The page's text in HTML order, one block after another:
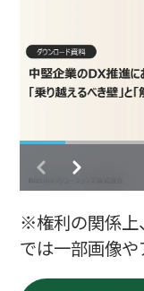
※権利の関係上
では一部画像や